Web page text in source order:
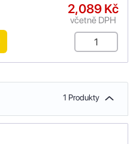
2,089 Kč
včetně DPH
1 Produkty